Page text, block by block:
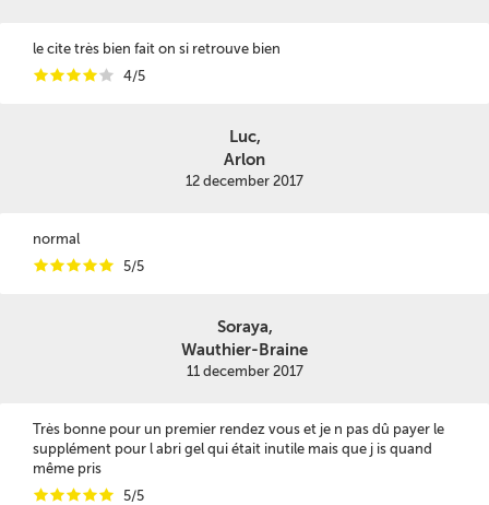
le cite très bien fait on si retrouve bien
iiiii 4/5
Luc,
Arlon
12 december 2017
normal
iiiii 5/5
Soraya,
Wauthier-Braine
11 december 2017
Très bonne pour un premier rendez vous et je n pas dû payer le
supplément pour l abri gel qui était inutile mais que j is quand
même pris
iiiii 5/5